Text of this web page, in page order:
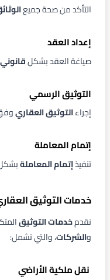
التأكد من صحة جميع
إعداد العقد
صياغة العقد بشكلقانوني
التوثيق الرسمي
إجراءالتوثيق العقاري
إتمام المعاملة
تنفيذإتمام المعاملة
خدمات التوثيق
نقدمخدمات التوثيق
والشركات، والتي تشمل:
نقل ملكية الأراضي